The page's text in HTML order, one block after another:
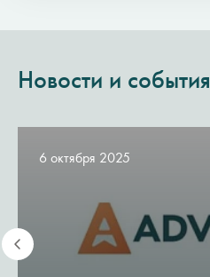
Новости и события
6 октября 2025